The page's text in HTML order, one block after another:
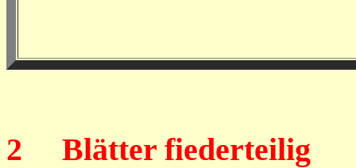
2 Blätter fiederteilig